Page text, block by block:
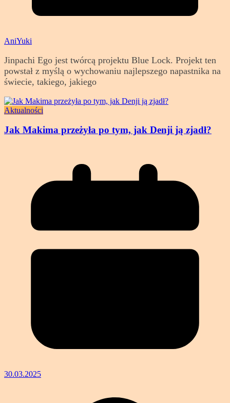
AniYuki
Jinpachi Ego jest twórcą projektu Blue Lock. Projekt ten
powstał z myślą o wychowaniu najlepszego napastnika na
świecie, takiego, jakiego
Aktualności
Jak Makima przeżyła po tym, jak Denji ją zjadł?
30.03.2025